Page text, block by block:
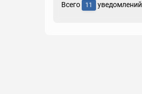
Всего 11 уведомлений